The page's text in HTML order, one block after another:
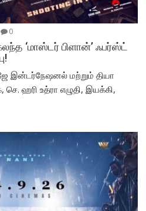
0
‘மாஸ்டர் பிளான்’ ஃபர்ஸ்ட்
இன்டர்நேஷனல் மற்றும் தியா
ஹரி உத்ரா எழுதி, இயக்கி,